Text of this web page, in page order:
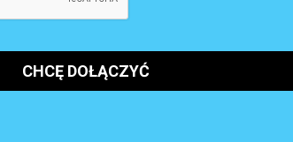
i świetne pomysły.
dla przedsiębiorstw od ponad 17 lat. Od ponad 2
dla przedsiębiorstw na świecie. Piotr Ciski